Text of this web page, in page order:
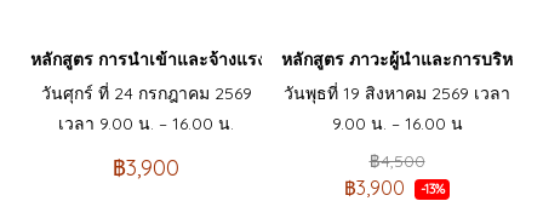
หลักสูตร การนำเข้าและจ้างแรงงานต่างด้าวที่ผ่านการพิสูจน์สัญชาติ
วันศุกร์ ที่ 24 กรกฎาคม 2569
เวลา 9.00 น. – 16.00 น.
฿3,900
หลักสูตร ภาวะผู้นำและการบริหารพั
วันพุธที่ 19 สิงหาคม 2569 เวลา
9.00 น. – 16.00 น
฿4,500
฿3,900 -13%